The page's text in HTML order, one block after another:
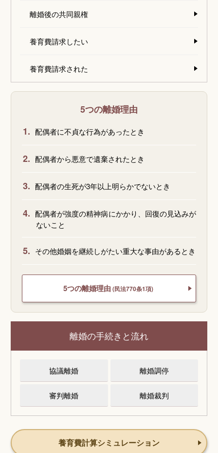
離婚後の共同親権
養育費請求したい
養育費請求された
5つの離婚理由
1. 配偶者に不貞な行為があったとき
2. 配偶者から悪意で遺棄されたとき
3. 配偶者の生死が3年以上明らかでないとき
4. 配偶者が強度の精神病にかかり、回復の見込みが
ないこと
5. その他婚姻を継続しがたい重大な事由があるとき
5つの離婚理由 (民法770条1項)
離婚の手続きと流れ
協議離婚 離婚調停
審判離婚 離婚裁判
養育費計算シミュレーション